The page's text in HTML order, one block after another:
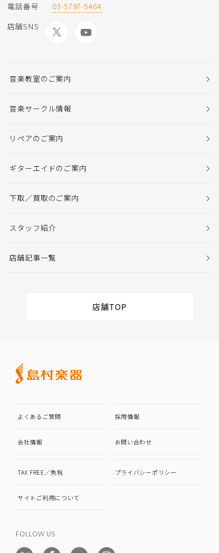
電話番号
03-5797-5464
店舗SNS
音楽教室のご案内
音楽サークル情報
リペアのご案内
ギターエイドのご案内
下取／買取のご案内
スタッフ紹介
店舗記事一覧
店舗TOP
よくあるご質問 採用情報
会社情報 お問い合わせ
TAX FREE／免税 プライバシーポリシー
サイトご利用について
FOLLOW US